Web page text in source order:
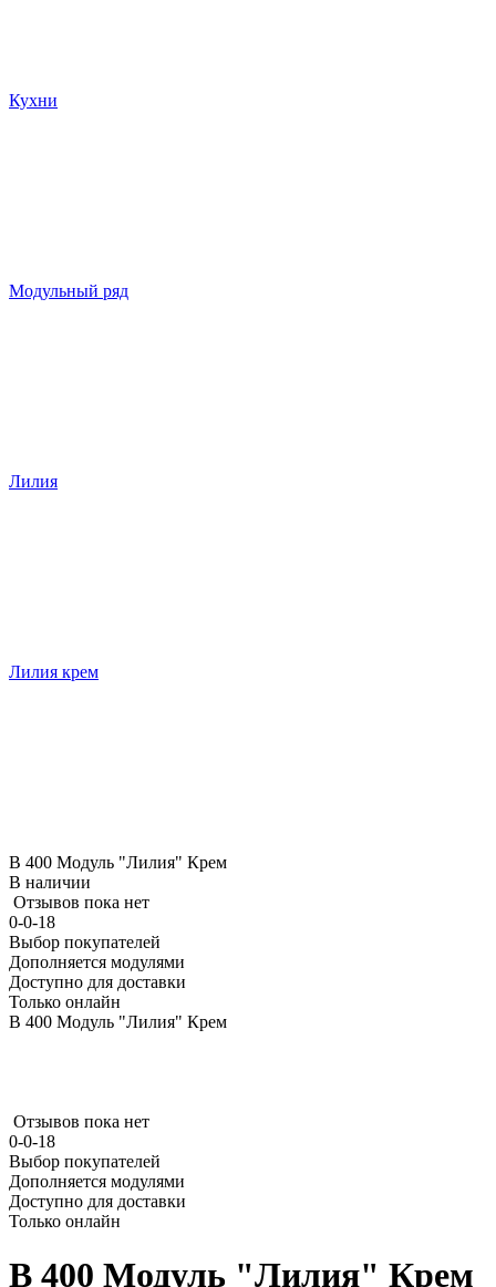
Кухни
Модульный ряд
Лилия
Лилия крем
В 400 Модуль "Лилия" Крем
В наличии
Отзывов пока нет
0-0-18
Выбор покупателей
Дополняется модулями
Доступно для доставки
Только онлайн
В 400 Модуль "Лилия" Крем
Отзывов пока нет
0-0-18
Выбор покупателей
Дополняется модулями
Доступно для доставки
Только онлайн
В 400 Модуль "Лилия" Крем